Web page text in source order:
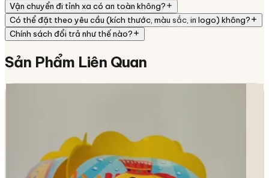
Vận chuyển đi tỉnh xa có an toàn không?
Có thể đặt theo yêu cầu (kích thước, màu sắc, in logo) không?
Chính sách đổi trả như thế nào?
Sản Phẩm Liên Quan